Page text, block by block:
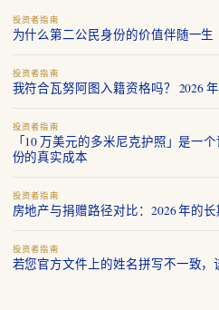
投资者指南
为什么第二公民身份的价值伴随一生
投资者指南
我符合瓦努阿图入籍资格吗？ 2026
投资者指南
「10 万美元的多米尼克护照」是一
份的真实成本
投资者指南
房地产与捐赠路径对比：2026 年的
投资者指南
若您官方文件上的姓名拼写不一致，